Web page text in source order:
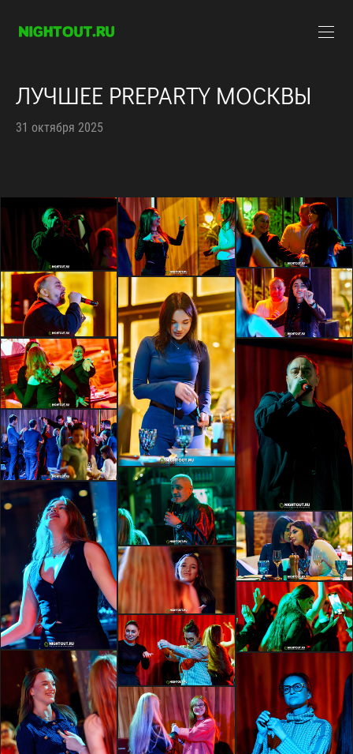
ЛУЧШЕЕ PREPARTY МОСКВЫ
31 октября 2025